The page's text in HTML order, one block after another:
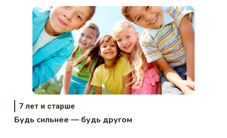
7 лет и старше
Будь сильнее — будь другом